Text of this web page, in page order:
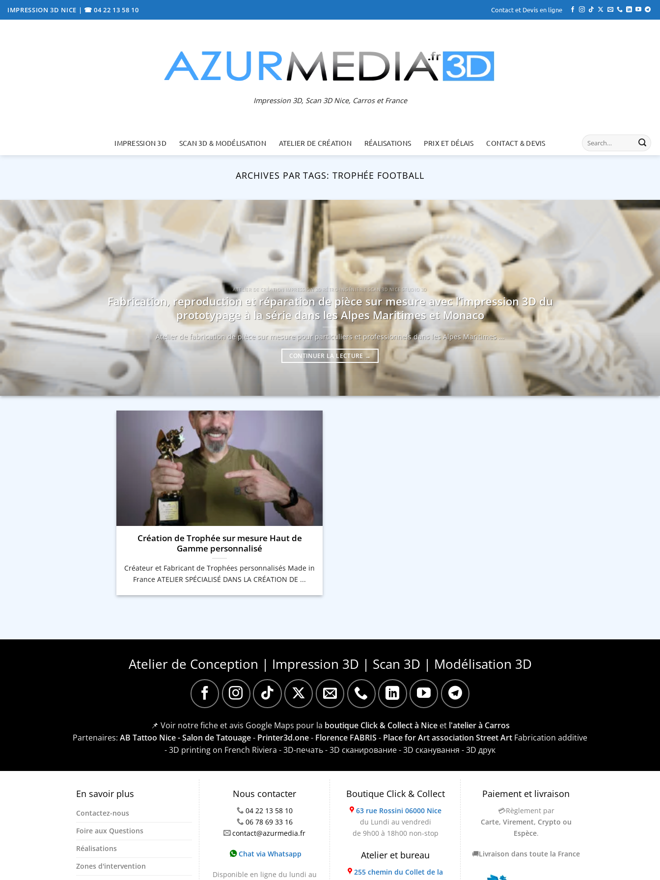
Passer
au
IMPRESSION 3D NICE | ☎ 04 22 13 58 10 Contact et Devis en ligne
Impression 3D, Scan 3D Nice, Carros et France
IMPRESSION 3D SCAN 3D & MODÉLISATION ATELIER DE CRÉATION RÉALISATIONS PRIX ET DÉLAIS CONTACT & DEVIS
ARCHIVES PAR TAGS: TROPHÉE FOOTBALL
ATELIER DE CRÉATION IMPRESSION 3D RÉTRO-INGÉNIERIE SCAN 3D NICE STUDIO 3D
Fabrication, reproduction et réparation de pièce sur mesure avec l’impression 3D du
prototypage à la série dans les Alpes Maritimes et Monaco
Atelier de fabrication de pièce sur mesure pour particuliers et professionnels dans les Alpes Maritimes ...
CONTINUER LA LECTURE →
Création de Trophée sur mesure Haut de
Gamme personnalisé
Créateur et Fabricant de Trophées personnalisés Made in
France ATELIER SPÉCIALISÉ DANS LA CRÉATION DE ...
Atelier de Conception | Impression 3D | Scan 3D | Modélisation 3D
📌 Voir notre fiche et avis Google Maps pour la boutique Click & Collect à Niceet l'atelier à Carros
Partenaires: AB Tattoo Nice - Salon de Tatouage- Printer3d.one- Florence FABRIS - Place for Art association Street Art Fabrication additive
- 3D printing on French Riviera - 3D-печать - 3D сканирование - 3D сканування - 3D друк
En savoir plus
Contactez-nous
Foire aux Questions
Réalisations
Zones d'intervention
Nous contacter
04 22 13 58 10
06 78 69 33 16
contact@azurmedia.fr
Chat via Whatsapp
Disponible en ligne du lundi au
Boutique Click & Collect
63 rue Rossini 06000 Nice
du Lundi au vendredi
de 9h00 à 18h00 non-stop
Atelier et bureau
255 chemin du Collet de la
Paiement et livraison
💳Règlement par
Carte, Virement, Crypto ou
Espèce.
🚚Livraison dans toute la France